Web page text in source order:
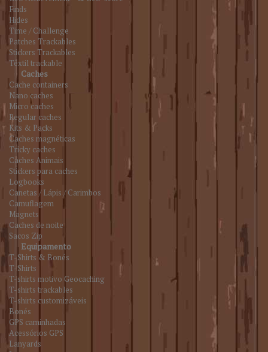
Finds
Hides
Time / Challenge
Patches Trackables
Stickers Trackables
Têxtil trackable
Caches
Cache containers
Nano caches
Micro caches
Regular caches
Kits & Packs
Caches magnéticas
Tricky caches
Caches Animais
Stickers para caches
Logbooks
Canetas / Lápis / Carimbos
Camuflagem
Magnets
Caches de noite
Sacos Zip
Equipamento
T-Shirts & Bonés
T-Shirts
T-shirts motivo Geocaching
T-shirts trackables
T-shirts customizáveis
Bonés
GPS caminhadas
Acessórios GPS
Lanyards